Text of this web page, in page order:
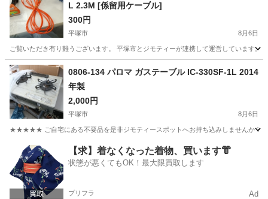
L 2.3M [係留用ケーブル]
300円
平塚市 8月6日
ご覧いただき有り難うございます。 平塚市とジモティーが連携して運営していま
神奈川 平塚市 0806-134 パロマ ガステーブル IC-330SF-1L 2014
年製
2,000円
平塚市 8月6日
★★★★★ ご自宅にある不要品を是非ジモティースポットへお持ち込みしませんか？
神奈川 調理器具 パロマ
【求】着なくなった着物、買います👘
状態が悪くてもOK！最大限買取します
プリフラ Ad